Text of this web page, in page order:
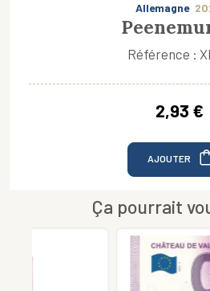
Allemagne
Référence :
2,93 €
AJOUTER
Ça pourrait